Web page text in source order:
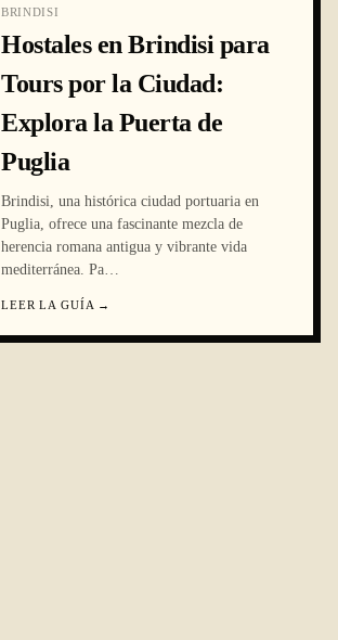
BRINDISI
Hostales en Brindisi para
Tours por la Ciudad:
Explora la Puerta de
Puglia
Brindisi, una histórica ciudad portuaria en
Puglia, ofrece una fascinante mezcla de
herencia romana antigua y vibrante vida
mediterránea. Pa…
LEER LA GUÍA →